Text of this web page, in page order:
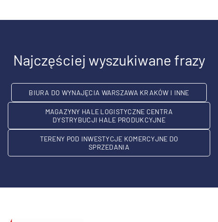
Najczęściej wyszukiwane frazy
BIURA DO WYNAJĘCIA WARSZAWA KRAKÓW I INNE
MAGAZYNY HALE LOGISTYCZNE CENTRA
DYSTRYBUCJI HALE PRODUKCYJNE
TERENY POD INWESTYCJE KOMERCYJNE DO
SPRZEDANIA